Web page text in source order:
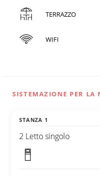
TERRAZZO
WIFI
SISTEMAZIONE PER LA
STANZA 1
2 Letto singolo